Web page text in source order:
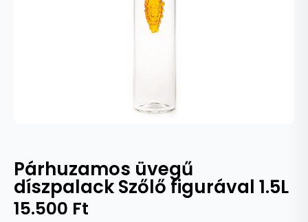
Párhuzamos üvegű
díszpalack Szőlő figurával 1.5L
15.500 Ft